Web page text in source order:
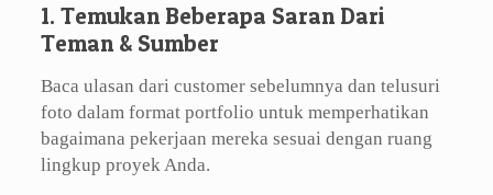
1. Temukan Beberapa Saran Dari
Teman & Sumber
Baca ulasan dari customer sebelumnya dan telusuri
foto dalam format portfolio untuk memperhatikan
bagaimana pekerjaan mereka sesuai dengan ruang
lingkup proyek Anda.